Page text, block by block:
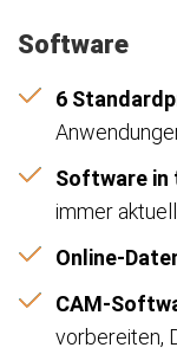
Software
6
Software in
immer aktuell.
Online-
CAM-
vorbereiten,